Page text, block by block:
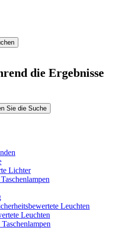
die Ergebnisse
Sie die Suche
Lichter
Leuchten
Leuchten